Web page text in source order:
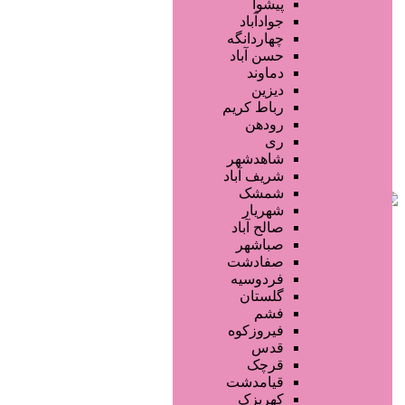
خدمات دندانپزشکی
ماساژ و اسپا
خدمات لیزر و رفع موهای زائد
کلینیک های زیبایی پزشکی
سایر خدمات
پیشوا
جوادآباد
چهاردانگه
حسن آباد
دماوند
دیزین
رباط کریم
رودهن
ری
شاهدشهر
شریف آباد
شمشک
شهریار
صالح آباد
صباشهر
صفادشت
فردوسیه
گلستان
فشم
فیروزکوه
قدس
قرچک
قیامدشت
کهریزک